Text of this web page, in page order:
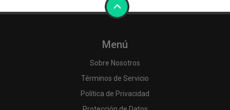
Menú
Sobre Nosotros
Términos de Servicio
Política de Privacidad